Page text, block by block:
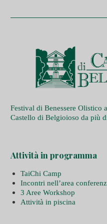
Festival di Benessere Olistico
Castello di Belgioioso da più
Attività in programma
TaiChi Camp
Incontri nell’area
3 Aree Workshop
Attività in piscina